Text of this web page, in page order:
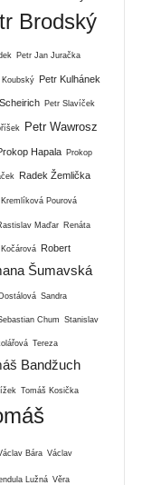
Brodský
Petr Jan Juračka
Koubský Petr Kulhánek
Petr Slavíček
Petr Wawrosz
Hapala Prokop
Radek Žemlička
Pourová
Maďar Renáta
Robert
Šumavská
Sandra
Chum Stanislav
Tereza
Bandžuch
Tomáš Kosička
Bára Václav
Lužná Věra